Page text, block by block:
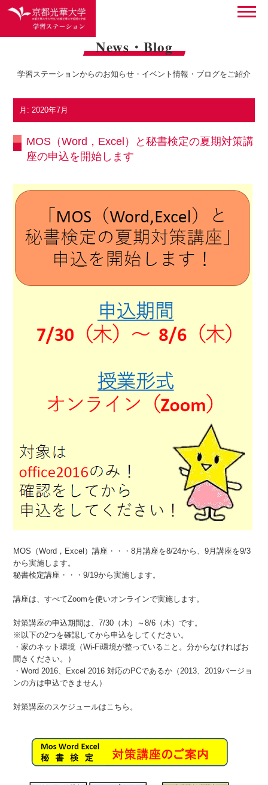
News・Blog
学習ステーションからのお知らせ・イベント情報・ブログをご紹介
月:2020年7月
MOS（Word，Excel）と秘書検定の夏期対策講
座の申込を開始します
MOS（Word，Excel）講座・・・8月講座を8/24から、9月講座を9/3
から実施します。
秘書検定講座・・・9/19から実施します。
講座は、すべてZoomを使いオンラインで実施します。
対策講座の申込期間は、7/30（木）～8/6（木）です。
※以下の2つを確認してから申込をしてください。
・家のネット環境（Wi-Fi環境が整っていること。分からなければお
聞きください。）
・Word 2016、Excel 2016 対応のPCであるか（2013、2019バージョ
ンの方は申込できません）
対策講座のスケジュールはこちら。